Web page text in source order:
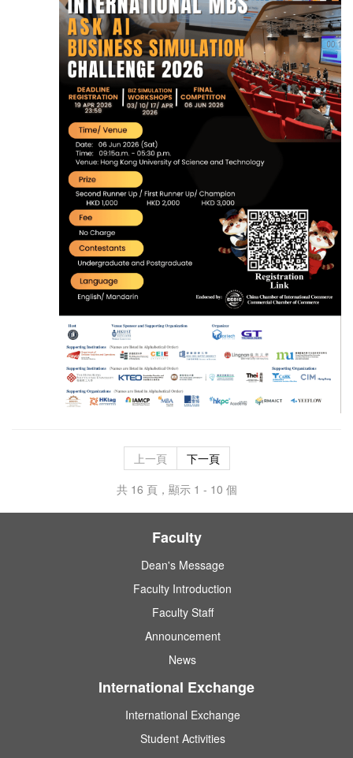
上一頁
下一頁
共 16 頁，顯示 1 - 10 個
Faculty
Dean's Message
Faculty Introduction
Faculty Staff
Announcement
News
International Exchange
International Exchange
Student Activities